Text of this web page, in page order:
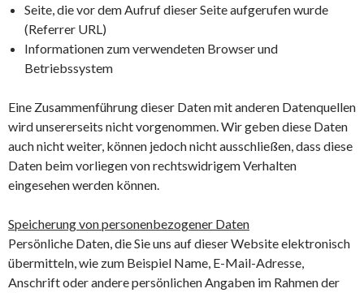
Seite, die vor dem Aufruf dieser Seite aufgerufen wurde
(Referrer URL)
Informationen zum verwendeten Browser und
Betriebssystem
Eine Zusammenführung dieser Daten mit anderen Datenquellen
wird unsererseits nicht vorgenommen. Wir geben diese Daten
auch nicht weiter, können jedoch nicht ausschließen, dass diese
Daten beim vorliegen von rechtswidrigem Verhalten
eingesehen werden können.
Speicherung von personenbezogener Daten
Persönliche Daten, die Sie uns auf dieser Website elektronisch
übermitteln, wie zum Beispiel Name, E-Mail-Adresse,
Anschrift oder andere persönlichen Angaben im Rahmen der